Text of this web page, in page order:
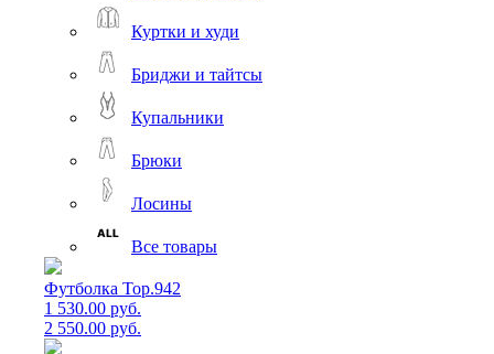
Куртки и худи
Бриджи и тайтсы
Купальники
Брюки
Лосины
Все товары
Футболка Top.942
1 530.00 руб.
2 550.00 руб.